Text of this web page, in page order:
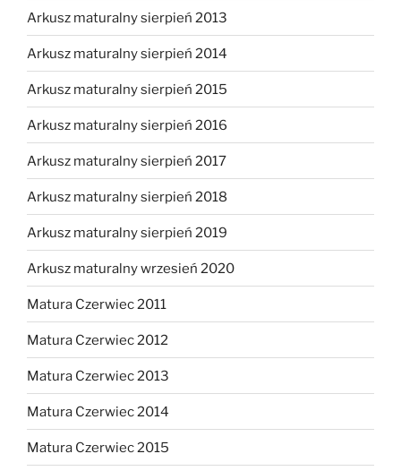
Arkusz maturalny sierpień 2013
Arkusz maturalny sierpień 2014
Arkusz maturalny sierpień 2015
Arkusz maturalny sierpień 2016
Arkusz maturalny sierpień 2017
Arkusz maturalny sierpień 2018
Arkusz maturalny sierpień 2019
Arkusz maturalny wrzesień 2020
Matura Czerwiec 2011
Matura Czerwiec 2012
Matura Czerwiec 2013
Matura Czerwiec 2014
Matura Czerwiec 2015